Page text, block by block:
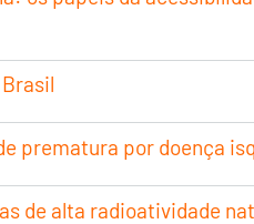
prematura por doença
de alta radioatividade